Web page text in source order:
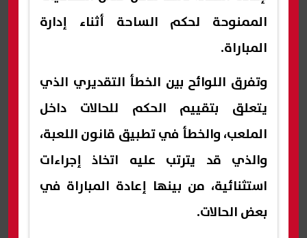
الممنوحة لحكم الساحة أثناء إدارة
المباراة.
وتفرق اللوائح بين الخطأ التقديري الذي
يتعلق بتقييم الحكم للحالات داخل
الملعب، والخطأ في تطبيق قانون اللعبة،
والذي قد يترتب عليه اتخاذ إجراءات
استثنائية، من بينها إعادة المباراة في
بعض الحالات.